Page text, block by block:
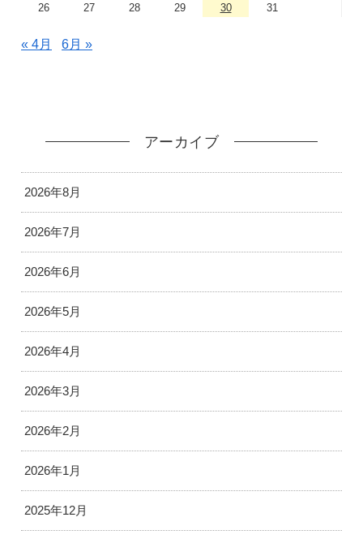
26
27 28 29 30 31
« 4月 6月 »
アーカイブ
2026年8月
2026年7月
2026年6月
2026年5月
2026年4月
2026年3月
2026年2月
2026年1月
2025年12月